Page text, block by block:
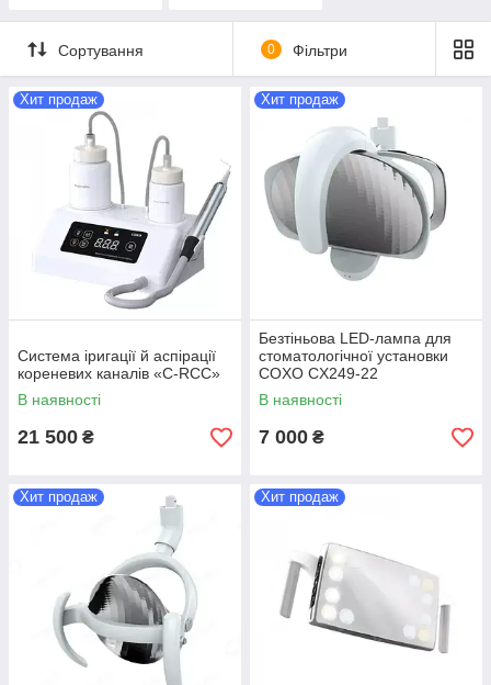
Сортування 0 Фільтри
Хит продаж
Система іригації й аспірації
кореневих каналів «C-RCC»
В наявності
21 500 ₴
Хит продаж
Безтіньова LED-лампа для
стоматологічної установки
COXO CX249-22
В наявності
7 000 ₴
Хит продаж Хит продаж